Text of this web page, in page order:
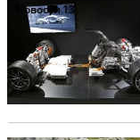
Новости13